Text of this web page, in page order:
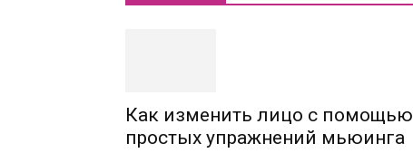
Как изменить лицо с помощью
простых упражнений мьюинга